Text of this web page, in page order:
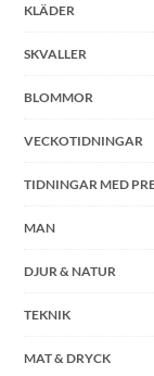
KLÄDER
SKVALLER
BLOMMOR
VECKOTIDNINGAR
TIDNINGAR MED
MAN
DJUR & NATUR
TEKNIK
MAT & DRYCK